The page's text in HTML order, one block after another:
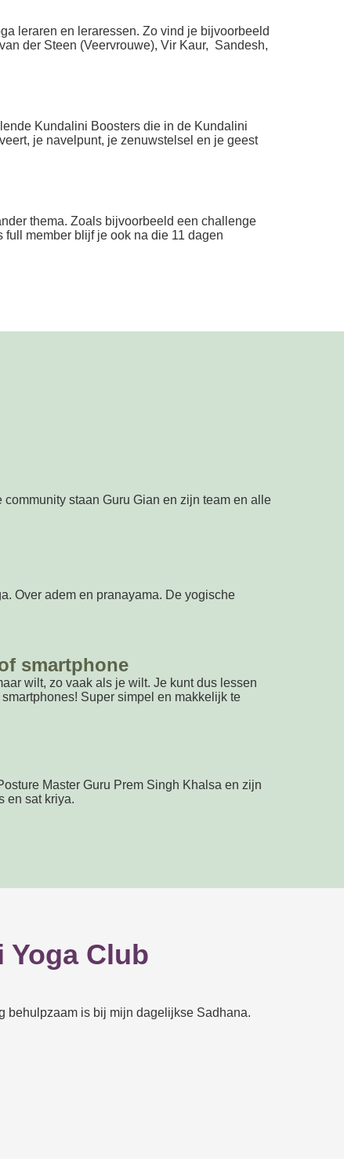
leraren en leraressen. Zo vind je bijvoorbeeld
der Steen (Veervrouwe), Vir Kaur, Sandesh,
Kundalini Boosters die in de Kundalini
je navelpunt, je zenuwstelsel en je geest
thema. Zoals bijvoorbeeld een challenge
member blijf je ook na die 11 dagen
staan Guru Gian en zijn team en alle
Over adem en pranayama. De yogische
smartphone
wilt, zo vaak als je wilt. Je kunt dus lessen
Super simpel en makkelijk te
Master Guru Prem Singh Khalsa en zijn
en sat kriya.
Yoga Club
behulpzaam is bij mijn dagelijkse Sadhana.